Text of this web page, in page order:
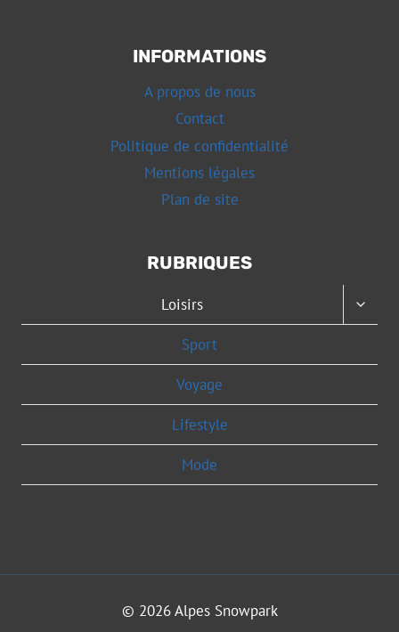
INFORMATIONS
A propos de nous
Contact
Politique de confidentialité
Mentions légales
Plan de site
RUBRIQUES
Loisirs
Sport
Voyage
Lifestyle
Mode
© 2026 Alpes Snowpark